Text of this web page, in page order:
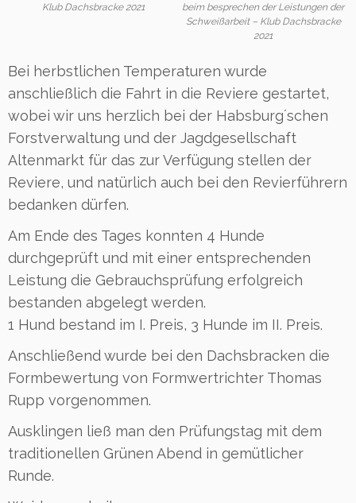
Klub Dachsbracke 2021
beim besprechen der Leistungen der
Schweißarbeit – Klub Dachsbracke
2021
Bei herbstlichen Temperaturen wurde
anschließlich die Fahrt in die Reviere gestartet,
wobei wir uns herzlich bei der Habsburg´schen
Forstverwaltung und der Jagdgesellschaft
Altenmarkt für das zur Verfügung stellen der
Reviere, und natürlich auch bei den Revierführern
bedanken dürfen.
Am Ende des Tages konnten 4 Hunde
durchgeprüft und mit einer entsprechenden
Leistung die Gebrauchsprüfung erfolgreich
bestanden abgelegt werden.
1 Hund bestand im I. Preis, 3 Hunde im II. Preis.
Anschließend wurde bei den Dachsbracken die
Formbewertung von Formwertrichter Thomas
Rupp vorgenommen.
Ausklingen ließ man den Prüfungstag mit dem
traditionellen Grünen Abend in gemütlicher
Runde.